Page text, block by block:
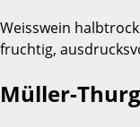
Weisswein
fruchtig,
Müller-